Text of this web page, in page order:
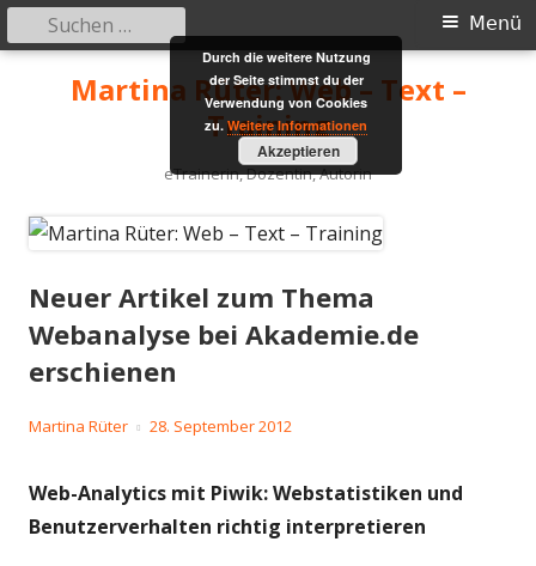
Martina Rüter: Web – Text –
Training
eTrainerin, Dozentin, Autorin
Primäres
Menü
Menü
Suchen
nach:
Neuer Artikel zum Thema
Webanalyse bei Akademie.de
erschienen
Autor
Martina Rüter
Veröffentlicht
28. September 2012
Web-Analytics mit Piwik: Webstatistiken und
Benutzerverhalten richtig interpretieren
Durch die weitere Nutzung
der Seite stimmst du der
Verwendung von Cookies
zu. Weitere Informationen
Akzeptieren